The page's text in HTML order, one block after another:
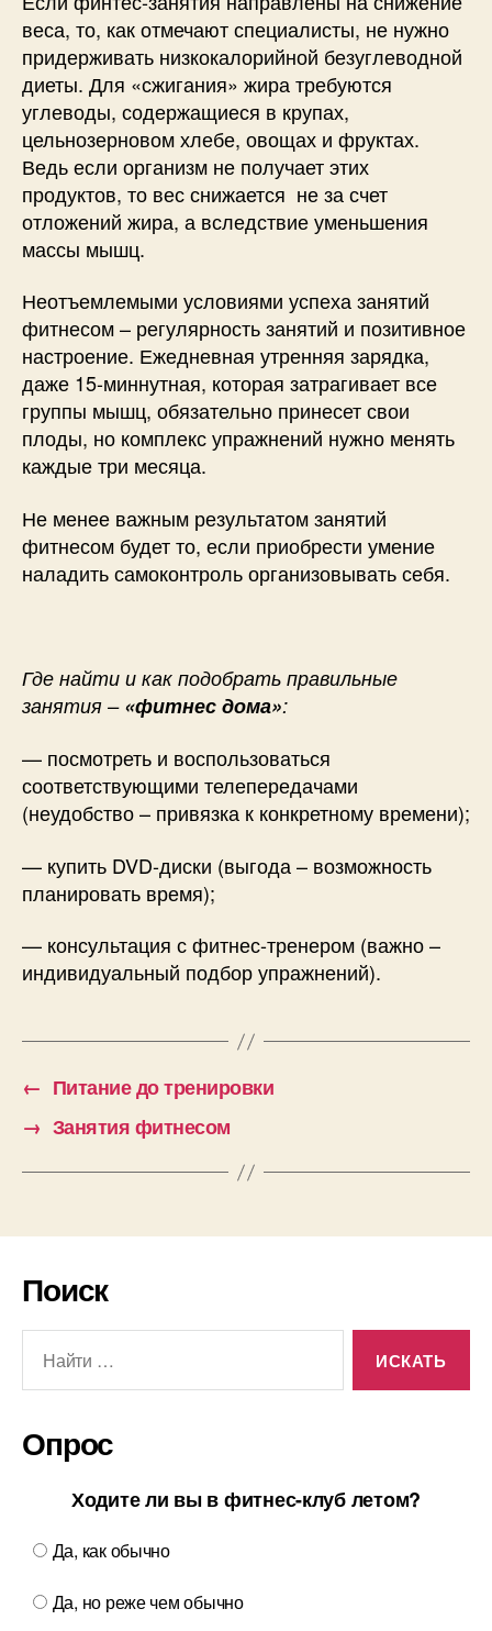
веса, то, как отмечают специалисты, не нужно
придерживать низкокалорийной безуглеводной
диеты. Для «сжигания» жира требуются
углеводы, содержащиеся в крупах,
цельнозерновом хлебе, овощах и фруктах.
Ведь если организм не получает этих
продуктов, то вес снижается не за счет
отложений жира, а вследствие уменьшения
массы мышц.
Неотъемлемыми условиями успеха занятий
фитнесом – регулярность занятий и позитивное
настроение. Ежедневная утренняя зарядка,
даже 15-миннутная, которая затрагивает все
группы мышц, обязательно принесет свои
плоды, но комплекс упражнений нужно менять
каждые три месяца.
Не менее важным результатом занятий
фитнесом будет то, если приобрести умение
наладить самоконтроль организовывать себя.
Где найти и как подобрать правильные
занятия – «фитнес дома»:
— посмотреть и воспользоваться
соответствующими телепередачами
(неудобство – привязка к конкретному времени);
— купить DVD-диски (выгода – возможность
планировать время);
— консультация с фитнес-тренером (важно –
индивидуальный подбор упражнений).
← Питание до тренировки
→ Занятия фитнесом
Поиск
Опрос
Ходите ли вы в фитнес-клуб летом?
Да, как обычно
Да, но реже чем обычно